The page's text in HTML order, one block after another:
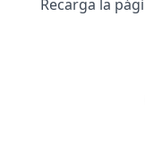
Recarga la